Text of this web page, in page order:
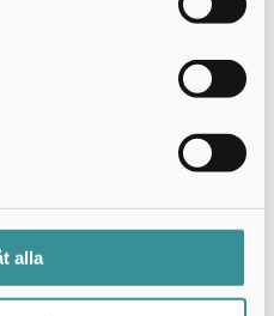
alla
& Klang, Carolina
Lajban, Joe Labero,
Martin Lidberg & Cissi
Meja,
Ulrika Nilsson, René
Jesper Parnevik,
Phoenix
Tilde de Paula,